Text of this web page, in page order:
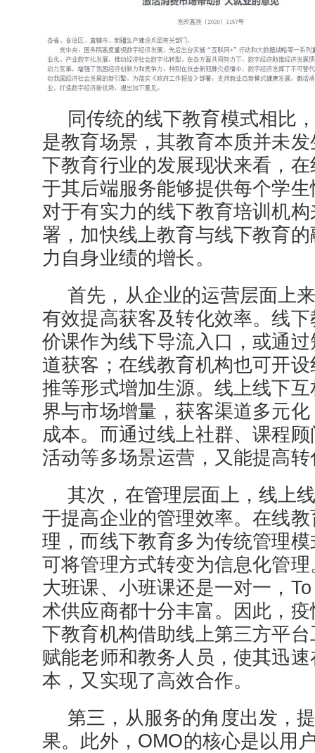
同传统的线下教育模式相比
是教育场景，其教育本质并未
下教育行业的发展现状来看，
于其后端服务能够提供每个学
对于有实力的线下教育培训机
署，加快线上教育与线下教育
力自身业绩的增长。
首先，从企业的运营层面上
有效提高获客及转化效率。线
价课作为线下导流入口，或通
道获客；在线教育机构也可开
推等形式增加生源。线上线下
界与市场增量，获客渠道多元
成本。而通过线上社群、课程
活动等多场景运营，又能提高
其次，在管理层面上，线上
于提高企业的管理效率。在线
理，而线下教育多为传统管理
可将管理方式转变为信息化管
大班课、小班课还是一对一，
术供应商都十分丰富。因此，
下教育机构借助线上第三方平
赋能老师和教务人员，使其迅
本，又实现了高效合作。
第三，从服务的角度出发，
果。此外，OMO的核心是以用